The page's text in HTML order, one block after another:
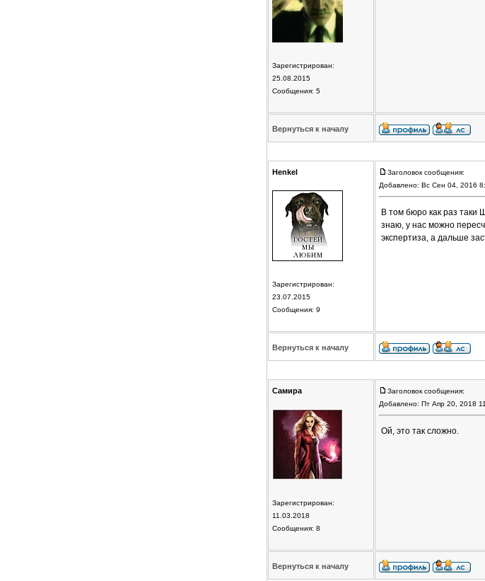
Зарегистрирован:
25.08.2015
Сообщения: 5
Вернуться к началу
Henkel
Зарегистрирован:
23.07.2015
Сообщения: 9
Заголовок сообщения:
Добавлено: Вс Сен 04, 2016
В том бюро как раз таки
знаю, у нас можно
экспертиза, а дальше
Вернуться к началу
Самира
Зарегистрирован:
11.03.2018
Сообщения: 8
Заголовок сообщения:
Добавлено: Пт Апр 20, 2018
Ой, это так сложно.
Вернуться к началу